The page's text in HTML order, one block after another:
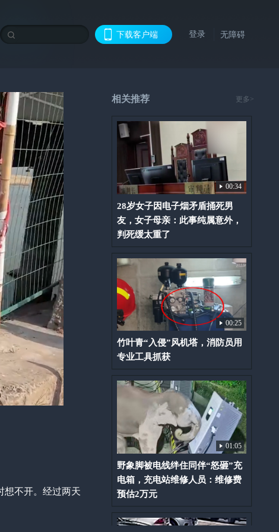
下载客户端 登录 无障碍
想不开。经过两天
相关推荐 更多>
00:34
28岁女子因电子烟矛盾捅死男
友，女子母亲：此事纯属意外，
判死缓太重了
00:25
竹叶青“入侵”风机塔，消防员用
专业工具抓获
01:05
野象脚被电线绊住同伴“怒砸”充
电箱，充电站维修人员：维修费
预估2万元